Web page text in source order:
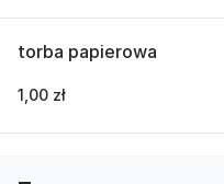
torba papierowa
1,00 zł